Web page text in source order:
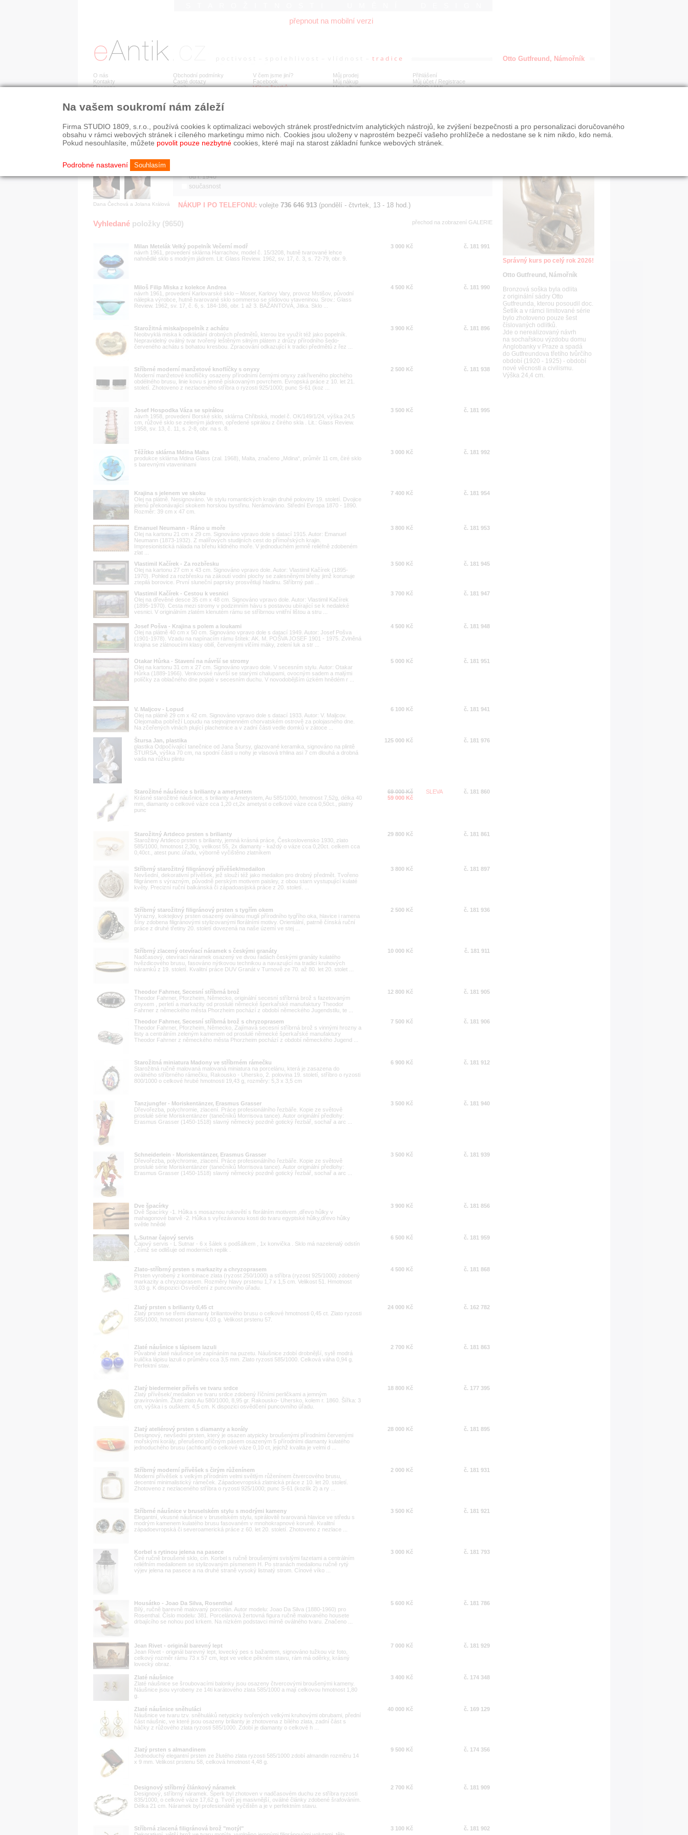
přepnout na mobilní verzi
O nás
Kontakty
Recenze
Obchodní podmínky
Časté dotazy
Ceník
V čem jsme jiní?
Facebook
Výkup šperků
Můj prodej
Můj nákup
Moje album
Přihlášení
Můj účet / Registrace
GDPR/AML
Jsme prověřená firma
Zákazníci u nás oceňují:
■ odborné zázemí
■ bezpečné prostředí
Dana Čechová a Jolana Králová
RYCHLÉ HLEDÁNÍ
HISTORICKÉ OBDOBÍ
všechno
před r. 1800
od r. 1940
současnost
STÁŘÍ NABÍDKY
všechno
jen poslední den
ŘAZENÍ
nejnovější napřed
podle cen sestupně
SLEVY
jen slevy
NÁKUP I PO TELEFONU: volejte 736 646 913 (pondělí - čtvrtek, 13 - 18 hod.)
Vyhledané položky (9650) přechod na zobrazení GALERIE
Milan Metelák Velký popelník Večerní modř
návrh 1961, provedení sklárna Harrachov, model č. 15/3208, hutně tvarované lehce
nahnědlé sklo s modrým jádrem. Lit: Glass Review. 1962, sv. 17, č. 3, s. 72-79, obr. 9.
3 000 Kč č. 181 991
Miloš Filip Miska z kolekce Andrea
návrh 1961, provedení Karlovarské sklo – Moser, Karlovy Vary, provoz Mstišov, původní
nálepka výrobce, hutně tvarované sklo sommerso se slídovou vtaveninou. Srov.: Glass
Review. 1962, sv. 17, č. 6, s. 184-186, obr. 1 až 3. BAŽANTOVÁ, Jitka. Sklo ...
4 500 Kč č. 181 990
Starožitná miska/popelník z achátu
Neobvyklá miska k odkládání drobných předmětů, kterou lze využít též jako popelník.
Nepravidelný oválný tvar tvořený leštěným silným plátem z drůzy přírodního šedo-
červeného achátu s bohatou kresbou. Zpracování odkazující k tradici předmětů z řez ...
3 900 Kč č. 181 896
Stříbrné moderní manžetové knoflíčky s onyxy
Moderní manžetové knoflíčky osazeny přírodními černými onyxy zakřiveného plochého
obdélného brusu, linie kovu s jemně pískovaným povrchem. Evropská práce z 10. let 21.
století. Zhotoveno z nezlaceného stříbra o ryzosti 925/1000; punc S-61 (koz ...
2 500 Kč č. 181 938
Josef Hospodka Váza se spirálou
návrh 1958, provedení Borské sklo, sklárna Chřibská, model č. OK/149/1/24, výška 24,5
cm, růžové sklo se zeleným jádrem, opředené spirálou z čirého skla . Lit.: Glass Review.
1958, sv. 13, č. 11, s. 2-8, obr. na s. 8.
3 500 Kč č. 181 995
Těžítko sklárna Mdina Malta
produkce sklárna Mdina Glass (zal. 1968), Malta, značeno „Mdina“, průměr 11 cm, čiré sklo
s barevnými vtaveninami
3 000 Kč č. 181 992
Krajina s jelenem ve skoku
Olej na plátně. Nesignováno. Ve stylu romantických krajin druhé poloviny 19. století. Dvojice
jelenů překonávající skokem horskou bystřinu. Nerámováno. Střední Evropa 1870 - 1890.
Rozměr: 39 cm x 47 cm.
7 400 Kč č. 181 954
Emanuel Neumann - Ráno u moře
Olej na kartonu 21 cm x 29 cm. Signováno vpravo dole s datací 1915. Autor: Emanuel
Neumann (1873-1932). Z malířových studijních cest do přímořských krajin.
Impresionistická nálada na břehu klidného moře. V jednoduchém jemně reliéfně zdobeném
zlat ...
3 800 Kč č. 181 953
Vlastimil Kačírek - Za rozbřesku
Olej na kartonu 27 cm x 43 cm. Signováno vpravo dole. Autor: Vlastimil Kačírek (1895-
1970). Pohled za rozbřesku na zákoutí vodní plochy se zalesněnými břehy jimž korunuje
ztepilá borovice. První sluneční paprsky prosvětlují hladinu. Stříbrný pati ...
3 500 Kč č. 181 945
Vlastimil Kačírek - Cestou k vesnici
Olej na dřevěné desce 35 cm x 48 cm. Signováno vpravo dole. Autor: Vlastimil Kačírek
(1895-1970). Cesta mezi stromy v podzimním hávu s postavou ubírající se k nedaleké
vesnici. V originálním zlatém klenutém rámu se stříbrnou vnitřní lištou a stru ...
3 700 Kč č. 181 947
Josef Pošva - Krajina s polem a loukami
Olej na plátně 40 cm x 50 cm. Signováno vpravo dole s datací 1949. Autor: Josef Pošva
(1901-1978). Vzadu na napínacím rámu štítek: AK. M. POŠVA JOSEF 1901 - 1975. Zvlněná
krajina se zlátnoucími klasy obilí, červenými vlčími máky, zelení luk a str ...
4 500 Kč č. 181 948
Otakar Hůrka - Stavení na návrší se stromy
Olej na kartonu 31 cm x 27 cm. Signováno vpravo dole. V secesním stylu. Autor: Otakar
Hůrka (1889-1966). Venkovské návrší se starými chalupami, ovocným sadem a malými
políčky za oblačného dne pojaté v secesním duchu. V novodobějším úzkém hnědém r ...
5 000 Kč č. 181 951
V. Maljcov - Lopud
Olej na plátně 29 cm x 42 cm. Signováno vpravo dole s datací 1933. Autor: V. Maljcov.
Olejomalba pobřeží Lopudu na stejnojmenném chorvatském ostrově za polojasného dne.
Na zčeřených vlnách plující plachetnice a v zadní části vedle domků v zátoce ...
6 100 Kč č. 181 941
Štursa Jan, plastika
plastika Odpočívající tanečnice od Jana Štursy, glazované keramika, signováno na plintě
ŠTURSA, výška 70 cm, na spodní části u nohy je vlasová trhlina asi 7 cm dlouhá a drobná
vada na růžku plintu
125 000 Kč č. 181 976
Starožitné náušnice s brilianty a ametystem
Krásné starožitné náušnice, s brilianty a Ametystem, Au 585/1000, hmotnost 7,52g, délka 40
mm, diamanty o celkové váze cca 1,20 ct,2x ametyst o celkové váze cca 0,50ct., platný
punc
69 000 Kč
59 000 Kč
SLEVA č. 181 860
Starožitný Artdeco prsten s brilianty
Starožitný Artdeco prsten s brilianty, jemná krásná práce, Československo 1930, zlato
585/1000, hmotnost 2,30g, velikost 55, 2x diamanty - každý o váze cca 0,20ct. celkem cca
0,40ct., atest punc.úřadu, výborně vyčištěno zlatníkem
29 800 Kč č. 181 861
Stříbrný starožitný filigránový přívěšek/medailon
Nevšední, dekorativní přívěšek, jež slouží též jako medailon pro drobný předmět. Tvořeno
filigránem s výrazným, původně perským motivem paisley, z obou starn vystupující kulaté
květy. Precizní ruční balkánská či západoasijská práce z 20. století. ...
3 800 Kč č. 181 897
Stříbrný starožitný filigránový prsten s tygřím okem
Výrazný, koktejlový prsten osazený oválnou muglí přírodního tygřího oka, hlavice i ramena
šíny zdobena filigránovými stylizovanými florálními motivy. Orientální, patrně čínská ruční
práce z druhé třetiny 20. století dovezená na naše území ve stej ...
2 500 Kč č. 181 936
Stříbrný zlacený otevírací náramek s českými granáty
Nadčasový, otevírací náramek osazený ve dvou řadách českými granáty kulatého
hvězdicového brusu, fasováno nýtkovou technikou a navazující na tradici kruhových
náramků z 19. století. Kvalitní práce DUV Granát v Turnově ze 70. až 80. let 20. stolet ...
10 000 Kč č. 181 911
Theodor Fahrner, Secesní stříbrná brož
Theodor Fahrner, Pforzheim, Německo, originální secesní stříbrná brož s fazetovaným
onyxem , perletí a markazity od proslulé německé šperkařské manufaktury Theodor
Fahrner z německého města Phorzheim pochází z období německého Jugendstilu, te ...
12 800 Kč č. 181 905
Theodor Fahrner, Secesní stříbrná brož s chryzoprasem
Theodor Fahrner, Pforzheim, Německo, Zajímavá secesní stříbrná brož s vinnými hrozny a
listy a centrálním zeleným kamenem od proslulé německé šperkařské manufaktury
Theodor Fahrner z německého města Phorzheim pochází z období německého Jugend ...
7 500 Kč č. 181 906
Starožitná miniatura Madony ve stříbrném rámečku
Starožitná ručně malovaná malovaná miniatura na porcelánu, která je zasazena do
oválného stříbrného rámečku, Rakousko - Uhersko, 2. polovina 19. století, stříbro o ryzosti
800/1000 o celkové hrubé hmotnosti 19,43 g, rozměry: 5,3 x 3,5 cm
6 900 Kč č. 181 912
Tanzjungfer - Moriskentänzer, Erasmus Grasser
Dřevořezba, polychromie, zlacení. Práce profesionálního řezbáře. Kopie ze světově
proslulé série Moriskentänzer (tanečníků Morrisova tance). Autor originální předlohy:
Erasmus Grasser (1450-1518) slavný německý pozdně gotický řezbář, sochař a arc ...
3 500 Kč č. 181 940
Schneiderlein - Moriskentänzer, Erasmus Grasser
Dřevořezba, polychromie, zlacení. Práce profesionálního řezbáře. Kopie ze světově
proslulé série Moriskentänzer (tanečníků Morrisova tance). Autor originální předlohy:
Erasmus Grasser (1450-1518) slavný německý pozdně gotický řezbář, sochař a arc ...
3 500 Kč č. 181 939
Dve špacírky
Dvě Špacírky -1. Hůlka s mosaznou rukovětí s florálním motivem ,dřevo hůlky v
mahagonové barvě -2. Hůlka s vyřezávanou kosti do tvaru egyptské hůlky,dřevo hůlky
světle hnědé
3 900 Kč č. 181 856
L.Sutnar čajový servis
Čajový servis - L Sutnar - 6 x šálek s podšálkem , 1x konvička . Sklo má nazelenalý odstín
, čímž se odlišuje od moderních replik .
6 500 Kč č. 181 959
Zlato-stříbrný prsten s markazity a chryzoprasem
Prsten vyrobený z kombinace zlata (ryzost 250/1000) a stříbra (ryzost 925/1000) zdobený
markazity a chryzoprasem. Rozměry hlavy prstenu 1,7 x 1,5 cm. Velikost 51. Hmotnost
3,03 g. K dispozici Osvědčení z puncovního úřadu.
4 500 Kč č. 181 868
Zlatý prsten s brilianty 0,45 ct
Zlatý prsten se třemi diamanty briliantového brusu o celkové hmotnosti 0,45 ct. Zlato ryzosti
585/1000, hmotnost prstenu 4,03 g. Velikost prstenu 57.
24 000 Kč č. 162 782
Zlaté náušnice s lápisem lazuli
Půvabné zlaté náušnice se zapínáním na puzetu. Náušnice zdobí drobnější, sytě modrá
kulička lápisu lazuli o průměru cca 3,5 mm. Zlato ryzosti 585/1000. Celková váha 0,94 g.
Perfektní stav.
2 700 Kč č. 181 863
Zlatý biedermeier přívěs ve tvaru srdce
Zlatý přívěsek/ medailon ve tvaru srdce zdobený říčními perličkami a jemným
gravírováním. Žluté zlato Au 580/1000, 8,95 gr. Rakousko- Uhersko, kolem r. 1860. Šířka: 3
cm, výška i s ouškem: 4,5 cm. K dispozici osvědčení puncovního úřadu.
18 800 Kč č. 177 395
Zlatý ateliérový prsten s diamanty a korály
Designový, nevšední prsten, který je osazen atypicky broušenými přírodními červenými
mořskými korály, přerušeno příčným pásem osazeným 5 přírodními diamanty kulatého
jednoduchého brusu (achtkant) o celkové váze 0,10 ct, jejichž kvalita je velmi d ...
28 000 Kč č. 181 895
Stříbrný moderní přívěšek s čirým růženínem
Moderní přívěšek s velkým přírodním velmi světlým růženínem čtvercového brusu,
decentní minimalistický rámeček. Západoevropská zlatnická práce z 10. let 20. století.
Zhotoveno z nezlaceného stříbra o ryzosti 925/1000; punc S-61 (kozlík 2) a ry ...
2 000 Kč č. 181 931
Stříbrné náušnice v bruselském stylu s modrými kameny
Elegantní, vkusné náušnice v bruselském stylu, spirálovitě tvarovaná hlavice ve středu s
modrým kamenem kulatého brusu fasovaném v mnohokrapnové koruně. Kvalitní
západoevropská či severoamerická práce z 60. let 20. století. Zhotoveno z nezlace ...
3 500 Kč č. 181 921
Korbel s rytinou jelena na pasece
Čiré ručně broušené sklo, cín. Korbel s ručně broušenými svislými fazetami a centrálním
reliéfním medailonem se stylizovaným písmenem H. Po stranách medailonu ručně rytý
výjev jelena na pasece a na druhé straně vysoký listnatý strom. Cínové víko ...
3 000 Kč č. 181 793
Housátko - Joao Da Silva, Rosenthal
Bílý, ručně barevně malovaný porcelán. Autor modelu: Joao Da Silva (1880-1960) pro
Rosenthal. Číslo modelu: 381. Porcelánová žertovná figura ručně malovaného housete
drbajícího se nohou pod krkem. Na nízkém podstavci mírně oválného tvaru. Značeno ...
5 600 Kč č. 181 786
Jean Rivet - originál barevný lept
Jean Rivet - originál barevný lept, lovecký pes s bažantem, signováno tužkou viz foto,
celkový rozměr rámu 73 x 57 cm, lept ve velice pěkném stavu, rám má oděrky, krásný
lovecký obraz.
7 000 Kč č. 181 929
Zlaté náušnice
Zlaté náušnice se šroubovacími balonky jsou osazeny čtvercovými broušenými kameny.
Náušnice jsou vyrobeny ze 14ti karátového zlata 585/1000 a mají celkovou hmotnost 1,80
g.
3 400 Kč č. 174 348
Zlaté náušnice sněhuláci
Náušnice ve tvaru tzv. sněhuláků netypicky tvořených velkými kruhovými obrubami, přední
část náušnic, ve které jsou osazeny brilianty je zhotovena z bílého zlata, zadní část s
háčky z růžového zlata ryzosti 585/1000. Zdobí je diamanty o celkové h ...
40 000 Kč č. 169 129
Zlatý prsten s almandinem
Jednoduchý elegantní prsten ze žlutého zlata ryzosti 585/1000 zdobí almandin rozměru 14
x 9 mm. Velikost prstenu 58, celková hmotnost 4,48 g.
9 500 Kč č. 174 356
Designový stříbrný článkový náramek
Designový, stříbrný náramek. Šperk byl zhotoven v nadčasovém duchu ze stříbra ryzosti
835/1000, o celkové váze 17,62 g. Tvoří jej masivnější, oválné články zdobené šrafováním.
Délka 21 cm. Náramek byl profesionálně vyčištěn a je v perfektním stavu.
2 700 Kč č. 181 909
Stříbrná zlacená filigránová brož "motýl"
3 100 Kč č. 181 902
Otto Gutfreund, Námořník
Správný kurs po celý rok 2026!
Otto Gutfreund, Námořník
Bronzová soška byla odlita
z originální sádry Otto
Gutfreunda, kterou posoudil doc.
Šetlík a v rámci limitované série
bylo zhotoveno pouze šest
číslovaných odlitků.
Jde o nerealizovaný návrh
na sochařskou výzdobu domu
Anglobanky v Praze a spadá
do Gutfreundova třetího tvůrčího
období (1920 - 1925) - období
nové věcnosti a civilismu.
Výška 24,4 cm.
Na vašem soukromí nám záleží
Firma STUDIO 1809, s.r.o., používá cookies k optimalizaci webových stránek prostřednictvím analytických nástrojů, ke zvýšení bezpečnosti a pro personalizaci doručovaného
obsahu v rámci webových stránek i cíleného marketingu mimo nich. Cookies jsou uloženy v naprostém bezpečí vašeho prohlížeče a nedostane se k nim nikdo, kdo nemá.
Pokud nesouhlasíte, můžete povolit pouze nezbytné cookies, které mají na starost základní funkce webových stránek.
Podrobné nastavení Souhlasím